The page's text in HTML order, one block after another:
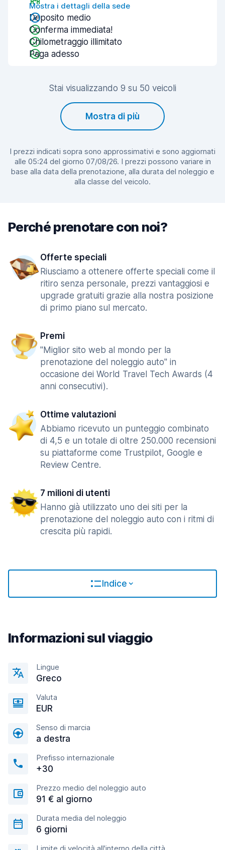
Mostra i dettagli della sede
Deposito medio
Conferma immediata!
Chilometraggio illimitato
Paga adesso
Stai visualizzando 9 su 50 veicoli
Mostra di più
I prezzi indicati sopra sono approssimativi e sono aggiornati
alle 05:24 del giorno 07/08/26. I prezzi possono variare in
base alla data della prenotazione, alla durata del noleggio e
alla classe del veicolo.
Perché prenotare con noi?
Offerte speciali
Riusciamo a ottenere offerte speciali come il
ritiro senza personale, prezzi vantaggiosi e
upgrade gratuiti grazie alla nostra posizione
di primo piano sul mercato.
Premi
"Miglior sito web al mondo per la
prenotazione del noleggio auto" in
occasione dei World Travel Tech Awards (4
anni consecutivi).
Ottime valutazioni
Abbiamo ricevuto un punteggio combinato
di 4,5 e un totale di oltre 250.000 recensioni
su piattaforme come Trustpilot, Google e
Review Centre.
7 milioni di utenti
Hanno già utilizzato uno dei siti per la
prenotazione del noleggio auto con i ritmi di
crescita più rapidi.
Indice
Informazioni sul viaggio
Lingue
Greco
Valuta
EUR
Senso di marcia
a destra
Prefisso internazionale
+30
Prezzo medio del noleggio auto
91 € al giorno
Durata media del noleggio
6 giorni